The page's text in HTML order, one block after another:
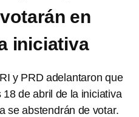
en
iniciativa
y PRD adelantaron que
de abril de la iniciativa
se abstendrán de votar.